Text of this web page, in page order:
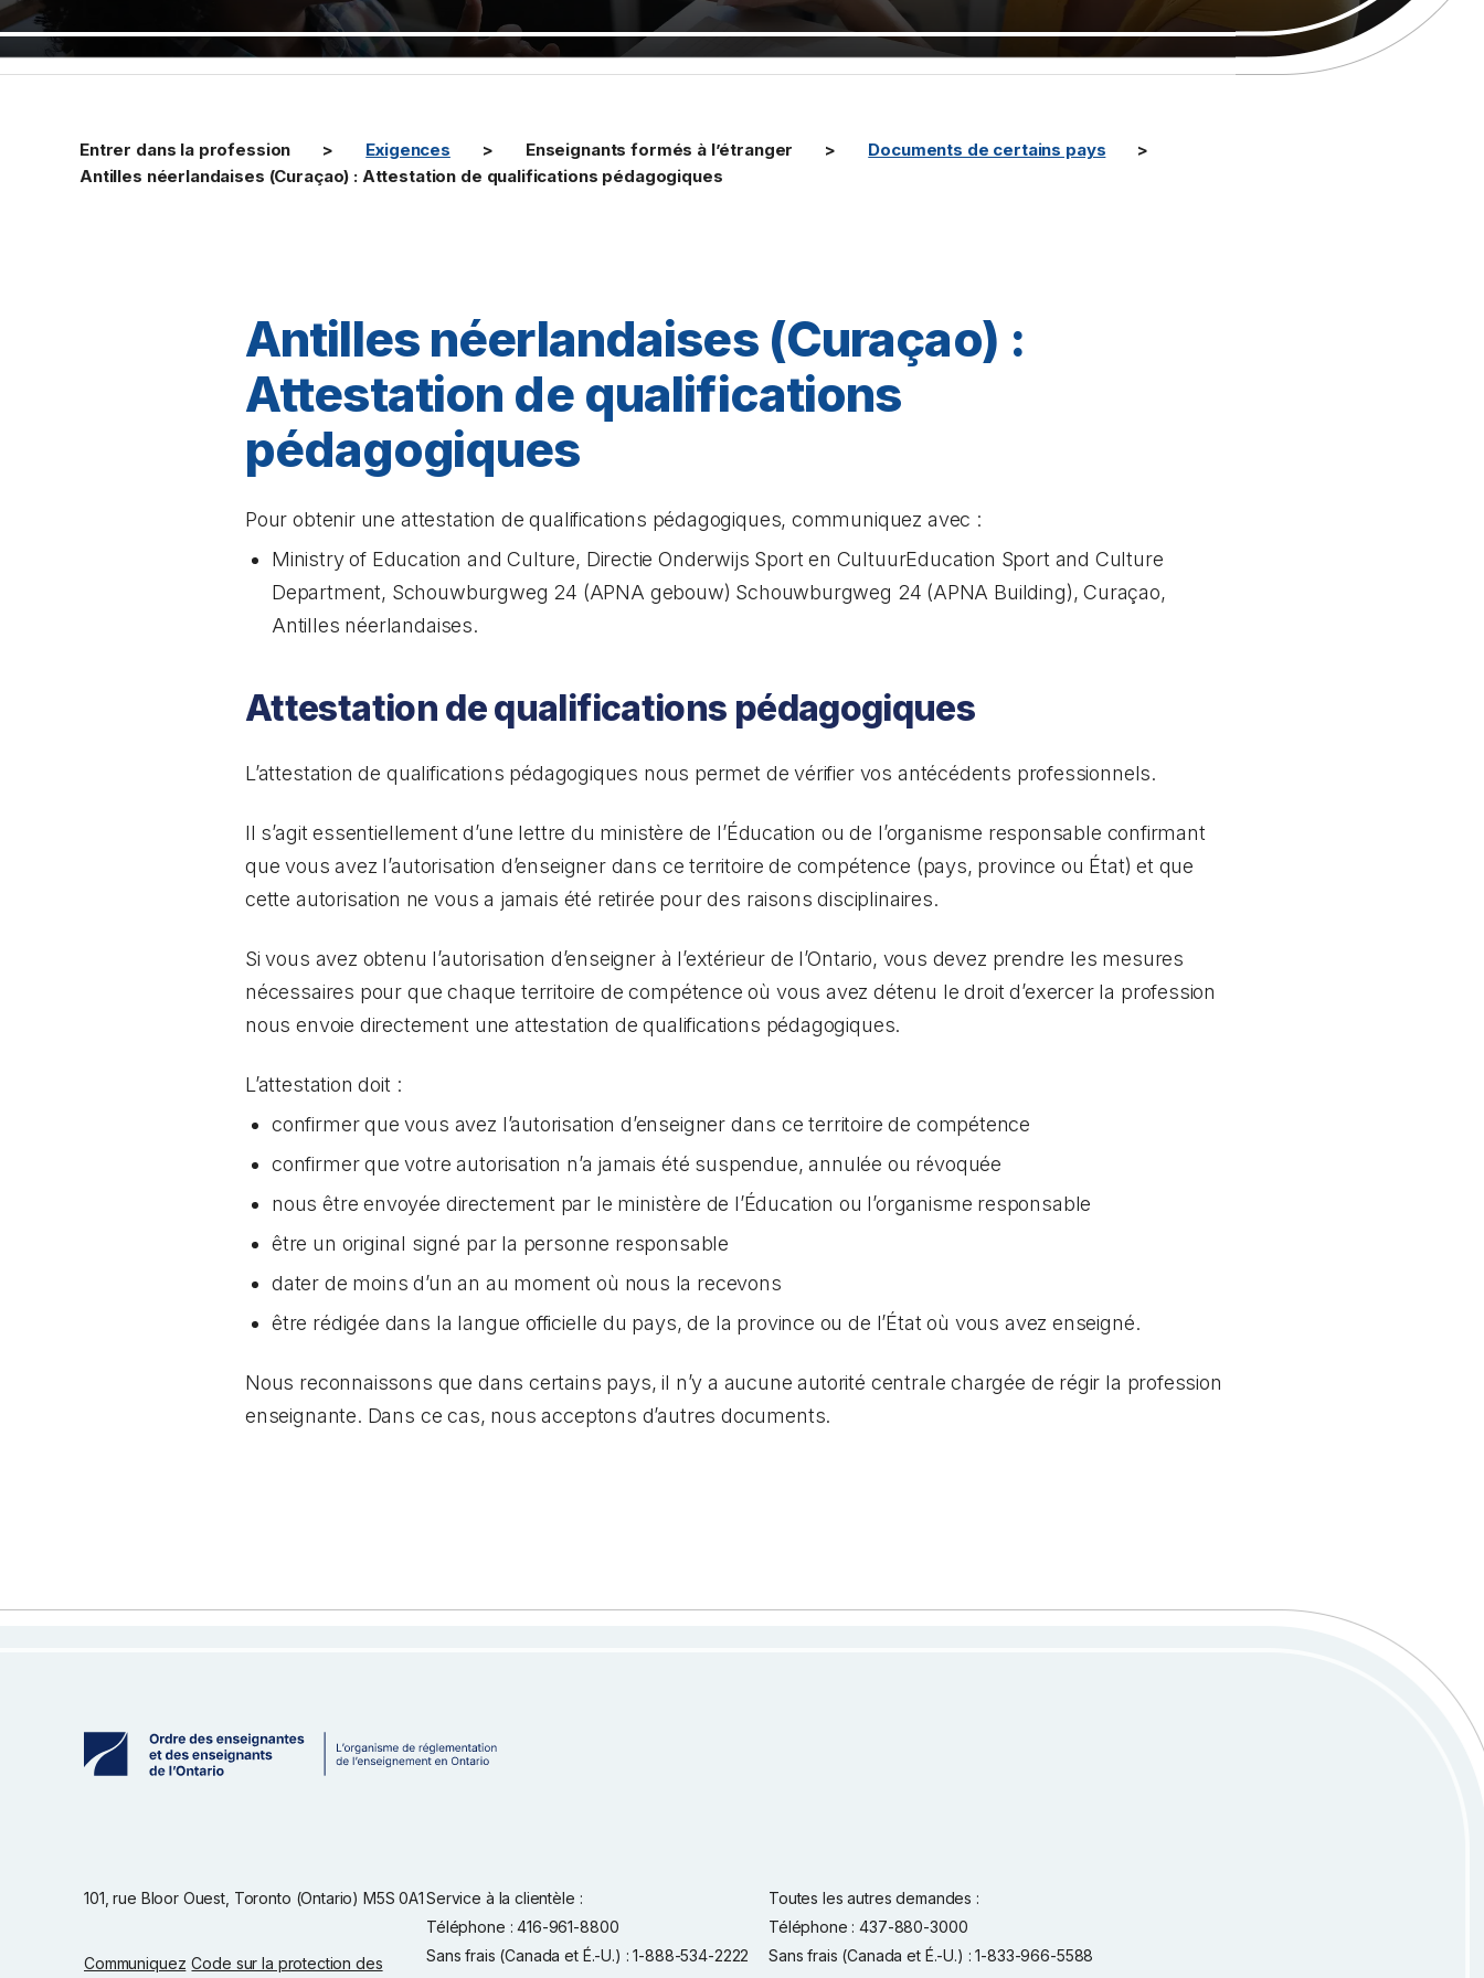
Entrer dans la profession Exigences Enseignants formés à l’étranger
Documents de certains pays
Antilles néerlandaises (Curaçao) : Attestation de qualifications pédagogiques
Antilles néerlandaises (Curaçao) :
Attestation de qualifications
pédagogiques
Pour obtenir une attestation de qualifications pédagogiques, communiquez avec :
Ministry of Education and Culture, Directie Onderwijs Sport en CultuurEducation Sport and Culture
Department, Schouwburgweg 24 (APNA gebouw) Schouwburgweg 24 (APNA Building), Curaçao,
Antilles néerlandaises.
Attestation de qualifications pédagogiques
L’attestation de qualifications pédagogiques nous permet de vérifier vos antécédents professionnels.
Il s’agit essentiellement d’une lettre du ministère de l’Éducation ou de l’organisme responsable confirmant
que vous avez l’autorisation d’enseigner dans ce territoire de compétence (pays, province ou État) et que
cette autorisation ne vous a jamais été retirée pour des raisons disciplinaires.
Si vous avez obtenu l’autorisation d’enseigner à l’extérieur de l’Ontario, vous devez prendre les mesures
nécessaires pour que chaque territoire de compétence où vous avez détenu le droit d’exercer la profession
nous envoie directement une attestation de qualifications pédagogiques.
L’attestation doit :
confirmer que vous avez l’autorisation d’enseigner dans ce territoire de compétence
confirmer que votre autorisation n’a jamais été suspendue, annulée ou révoquée
nous être envoyée directement par le ministère de l’Éducation ou l’organisme responsable
être un original signé par la personne responsable
dater de moins d’un an au moment où nous la recevons
être rédigée dans la langue officielle du pays, de la province ou de l’État où vous avez enseigné.
Nous reconnaissons que dans certains pays, il n’y a aucune autorité centrale chargée de régir la profession
enseignante. Dans ce cas, nous acceptons d’autres documents.
101, rue Bloor Ouest, Toronto (Ontario) M5S 0A1
Communiquez Code sur la protection des
Service à la clientèle :
Téléphone : 416-961-8800
Sans frais (Canada et É.-U.) : 1-888-534-2222
Toutes les autres demandes :
Téléphone : 437-880-3000
Sans frais (Canada et É.-U.) : 1-833-966-5588